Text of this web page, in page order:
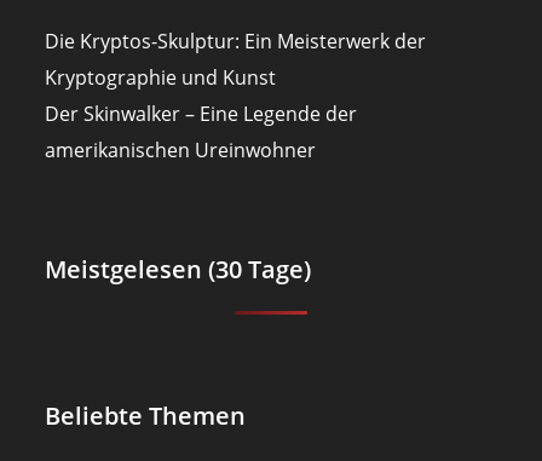
Die Kryptos-Skulptur: Ein Meisterwerk der
Kryptographie und Kunst
Der Skinwalker – Eine Legende der
amerikanischen Ureinwohner
Meistgelesen (30 Tage)
Beliebte Themen